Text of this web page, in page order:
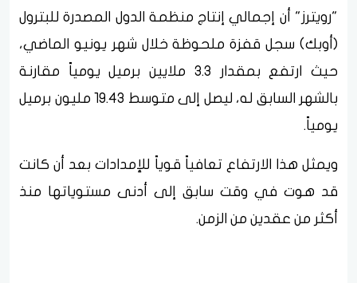
"رويترز" أن إجمالي إنتاج منظمة الدول المصدرة للبترول
(أوبك) سجل قفزة ملحوظة خلال شهر يونيو الماضي،
حيث ارتفع بمقدار 3.3 ملايين برميل يومياً مقارنة
بالشهر السابق له، ليصل إلى متوسط 19.43 مليون برميل
يومياً.
ويمثل هذا الارتفاع تعافياً قوياً للإمدادات بعد أن كانت
قد هوت في وقت سابق إلى أدنى مستوياتها منذ
أكثر من عقدين من الزمن.